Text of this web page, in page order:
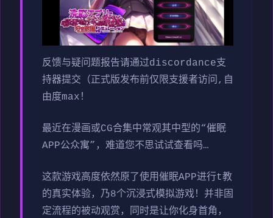
反馈与疑问题报告请通过discordance支
持器提交（正式版发布前仅限支援者访问,自
由度max！
最近在漫画或CG合集中常观其中型的“催眠
APP公众寓”，难道您不思试试查看吗…
这款游戏高度依然原了使用催眠APP进行t教
的真实体验，乃8个沉浸式模拟游戏！并非固
定流程的被动观赏，同时是让你化身首角，